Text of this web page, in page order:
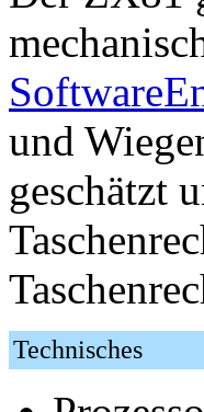
und
geschätzt
Technisches